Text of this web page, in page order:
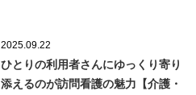
2025.09.22
ひとりの利用者さんにゆっくり寄り
添えるのが訪問看護の魅力【介護・